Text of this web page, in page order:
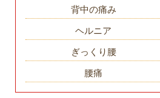
背中の痛み
ヘルニア
ぎっくり腰
腰痛